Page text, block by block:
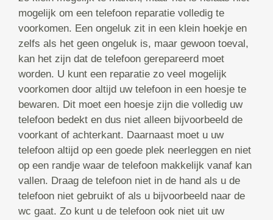
mogelijk om een telefoon reparatie volledig te
voorkomen. Een ongeluk zit in een klein hoekje en
zelfs als het geen ongeluk is, maar gewoon toeval,
kan het zijn dat de telefoon gerepareerd moet
worden. U kunt een reparatie zo veel mogelijk
voorkomen door altijd uw telefoon in een hoesje te
bewaren. Dit moet een hoesje zijn die volledig uw
telefoon bedekt en dus niet alleen bijvoorbeeld de
voorkant of achterkant. Daarnaast moet u uw
telefoon altijd op een goede plek neerleggen en niet
op een randje waar de telefoon makkelijk vanaf kan
vallen. Draag de telefoon niet in de hand als u de
telefoon niet gebruikt of als u bijvoorbeeld naar de
wc gaat. Zo kunt u de telefoon ook niet uit uw